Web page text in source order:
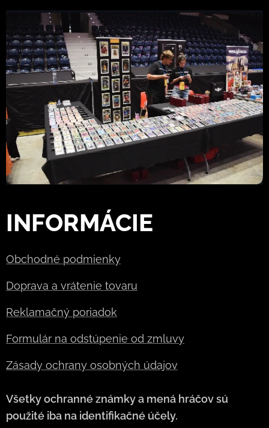
INFORMÁCIE
Obchodné podmienky
Doprava a vrátenie tovaru
Reklamačný poriadok
Formulár na odstúpenie od zmluvy
Zásady ochrany osobných údajov
Všetky ochranné známky a mená hráčov sú
použité iba na identifikačné účely.